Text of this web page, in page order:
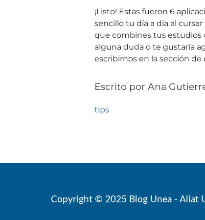
¡Listo! Estas fueron 6
sencillo tu día a día al
que combines tus estudios
alguna duda o te gustaría
escribirnos en la sección de
Escrito porAna
tips
Copyright © 2025 Blog Unea - Aliat